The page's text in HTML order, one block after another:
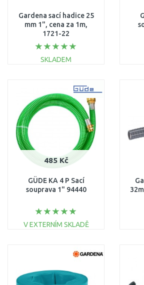
Gardena sací hadice 25
mm 1", cena za 1m,
1721-22
SKLADEM
Porovnat
485 Kč
GÜDE KA 4 P Sací
souprava 1" 94440
V EXTERNÍM SKLADĚ